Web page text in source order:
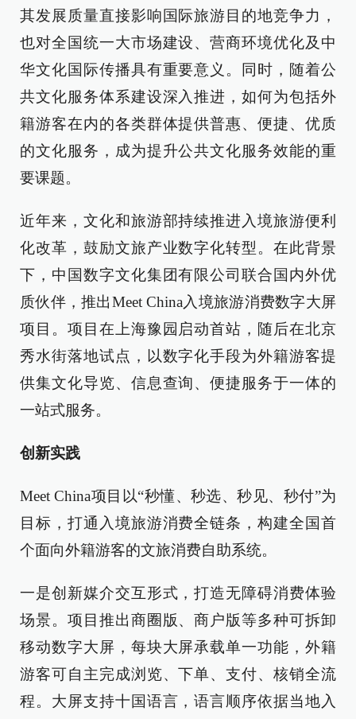
其发展质量直接影响国际旅游目的地竞争力，
也对全国统一大市场建设、营商环境优化及中
华文化国际传播具有重要意义。同时，随着公
共文化服务体系建设深入推进，如何为包括外
籍游客在内的各类群体提供普惠、便捷、优质
的文化服务，成为提升公共文化服务效能的重
要课题。
近年来，文化和旅游部持续推进入境旅游便利
化改革，鼓励文旅产业数字化转型。在此背景
下，中国数字文化集团有限公司联合国内外优
质伙伴，推出Meet China入境旅游消费数字大屏
项目。项目在上海豫园启动首站，随后在北京
秀水街落地试点，以数字化手段为外籍游客提
供集文化导览、信息查询、便捷服务于一体的
一站式服务。
创新实践
Meet China项目以“秒懂、秒选、秒见、秒付”为
目标，打通入境旅游消费全链条，构建全国首
个面向外籍游客的文旅消费自助系统。
一是创新媒介交互形式，打造无障碍消费体验
场景。项目推出商圈版、商户版等多种可拆卸
移动数字大屏，每块大屏承载单一功能，外籍
游客可自主完成浏览、下单、支付、核销全流
程。大屏支持十国语言，语言顺序依据当地入